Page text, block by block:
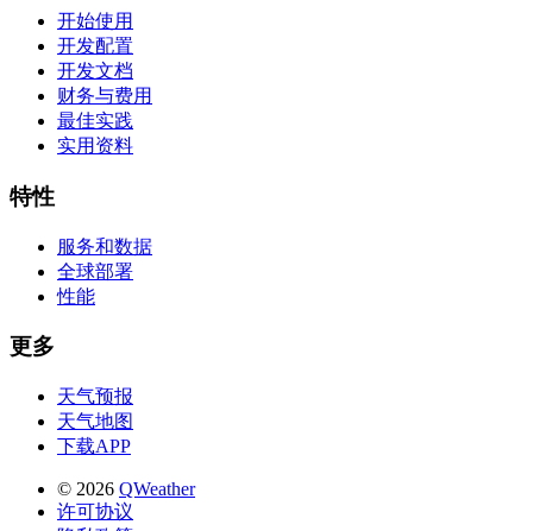
开始使用
开发配置
开发文档
财务与费用
最佳实践
实用资料
特性
服务和数据
全球部署
性能
更多
天气预报
天气地图
下载APP
© 2026 QWeather
许可协议